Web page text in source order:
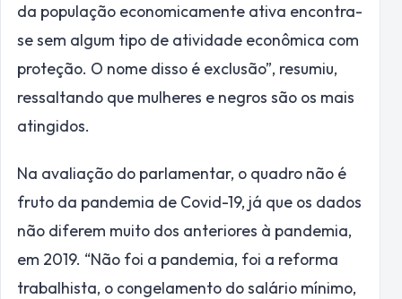
da população economicamente ativa encontra-
se sem algum tipo de atividade econômica com
proteção. O nome disso é exclusão”, resumiu,
ressaltando que mulheres e negros são os mais
atingidos.
Na avaliação do parlamentar, o quadro não é
fruto da pandemia de Covid-19, já que os dados
não diferem muito dos anteriores à pandemia,
em 2019. “Não foi a pandemia, foi a reforma
trabalhista, o congelamento do salário mínimo,